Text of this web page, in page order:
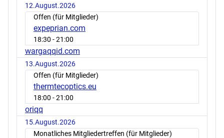
12.August.2026
Offen (für Mitglieder)
expeprian.com
18:30 - 21:00
wargaqqid.com
13.August.2026
Offen (für Mitglieder)
thermtecoptics.eu
18:00 - 21:00
oriqq
15.August.2026
Monatliches Mitgliedertreffen (für Mitglieder)